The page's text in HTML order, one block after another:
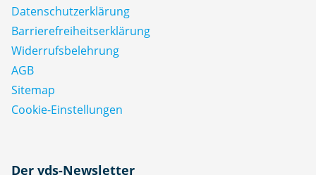
Datenschutz­erklärung
Barrierefreiheitserklärung
Widerrufsbelehrung
AGB
Sitemap
Cookie-Einstellungen
Der vds-Newsletter
N